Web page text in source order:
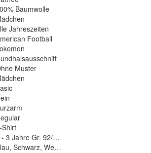
Baumwolle
Jahreszeiten
Football
Muster
Shirt